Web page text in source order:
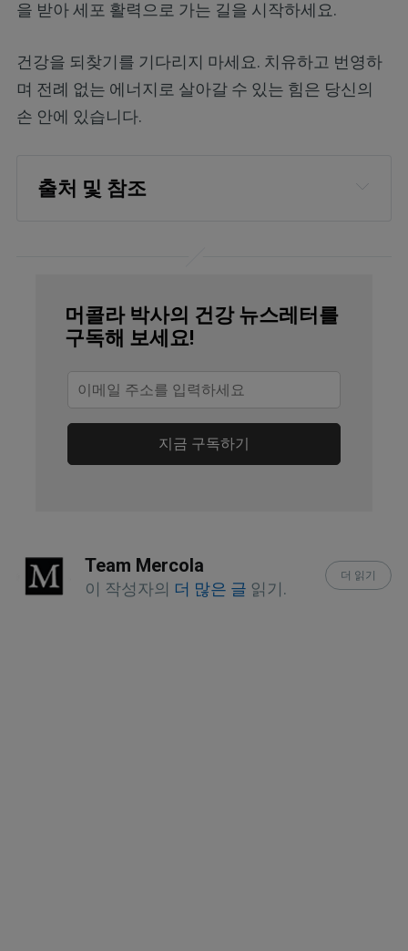
을 받아 세포 활력으로 가는 길을 시작하세요.
건강을 되찾기를 기다리지 마세요. 치유하고 번영하
며 전례 없는 에너지로 살아갈 수 있는 힘은 당신의
손 안에 있습니다.
출처 및 참조
(IBS)
IBS vs IBD, April 1, 2020
Health Direct, Irritable bowel syndrome
irritable (IBS)
머콜라 박사의 건강 뉴스레터를
구독해 보세요!
지금 구독하기
Team Mercola
이 작성자의 더 많은 글 읽기.
더 읽기